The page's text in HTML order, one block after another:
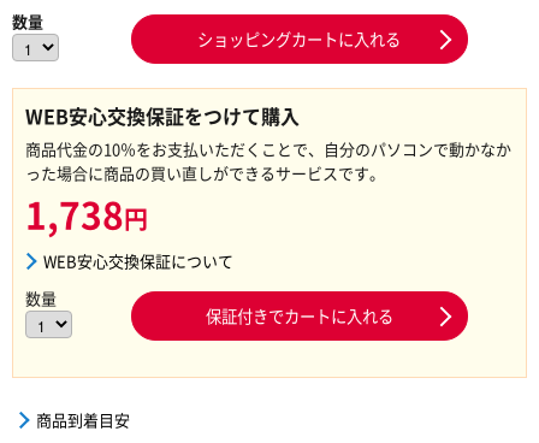
数量
ショッピングカートに入れる
WEB安心交換保証をつけて購入
商品代金の10％をお支払いただくことで、自分のパソコンで動かなか
った場合に商品の買い直しができるサービスです。
1,738円
WEB安心交換保証について
数量
保証付きでカートに入れる
商品到着目安